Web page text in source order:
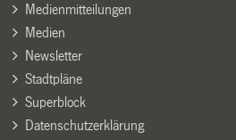
Medienmitteilungen
Medien
Newsletter
Stadtpläne
Superblock
Datenschutzerklärung